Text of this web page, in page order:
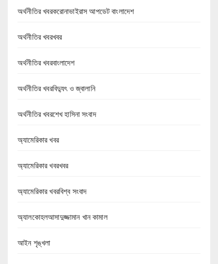
অর্থনীতির খবরকরোনাভাইরাস আপডেট বাংলাদেশ
অর্থনীতির খবরখবর
অর্থনীতির খবরবাংলাদেশ
অর্থনীতির খবরবিদ্যুৎ ও জ্বালানি
অর্থনীতির খবরশেখ হাসিনা সংবাদ
অ্যামেরিকার খবর
অ্যামেরিকার খবরখবর
অ্যামেরিকার খবরবিশ্ব সংবাদ
অ্যালকোহলআসাদুজ্জামান খান কামাল
আইন শৃঙ্খলা